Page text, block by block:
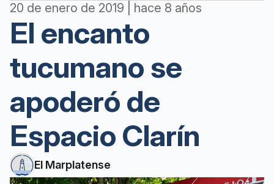
20 de enero de 2019 | hace 8 años
El encanto
tucumano se
apoderó de
Espacio Clarín
El Marplatense